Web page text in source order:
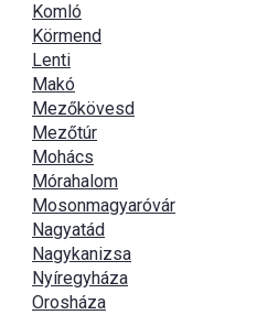
Komló
Körmend
Lenti
Makó
Mezőkövesd
Mezőtúr
Mohács
Mórahalom
Mosonmagyaróvár
Nagyatád
Nagykanizsa
Nyíregyháza
Orosháza